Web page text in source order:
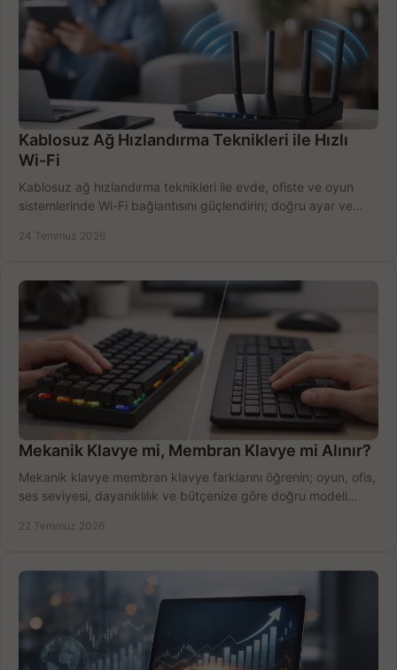
Kablosuz Ağ Hızlandırma Teknikleri ile Hızlı
Wi-Fi
Kablosuz ağ hızlandırma teknikleri ile evde, ofiste ve oyun
sistemlerinde Wi-Fi bağlantısını güçlendirin; doğru ayar ve
24 Temmuz 2026
Mekanik Klavye mi, Membran Klavye mi Alınır?
Mekanik klavye membran klavye farklarını öğrenin; oyun, ofis,
ses seviyesi, dayanıklılık ve bütçenize göre doğru modeli
22 Temmuz 2026